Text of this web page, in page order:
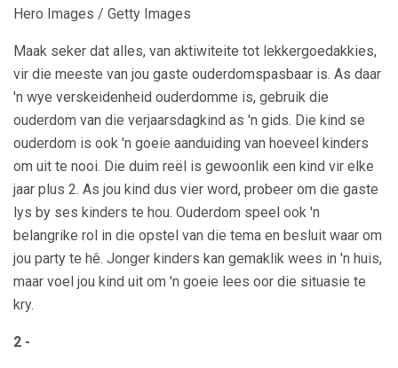
Hero Images / Getty Images
Maak seker dat alles, van aktiwiteite tot lekkergoedakkies,
vir die meeste van jou gaste ouderdomspasbaar is. As daar
'n wye verskeidenheid ouderdomme is, gebruik die
ouderdom van die verjaarsdagkind as 'n gids. Die kind se
ouderdom is ook 'n goeie aanduiding van hoeveel kinders
om uit te nooi. Die duim reël is gewoonlik een kind vir elke
jaar plus 2. As jou kind dus vier word, probeer om die gaste
lys by ses kinders te hou. Ouderdom speel ook 'n
belangrike rol in die opstel van die tema en besluit waar om
jou party te hê. Jonger kinders kan gemaklik wees in 'n huis,
maar voel jou kind uit om 'n goeie lees oor die situasie te
kry.
2 -